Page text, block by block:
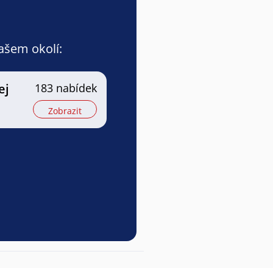
okolí:
183 nabídek
Zobrazit